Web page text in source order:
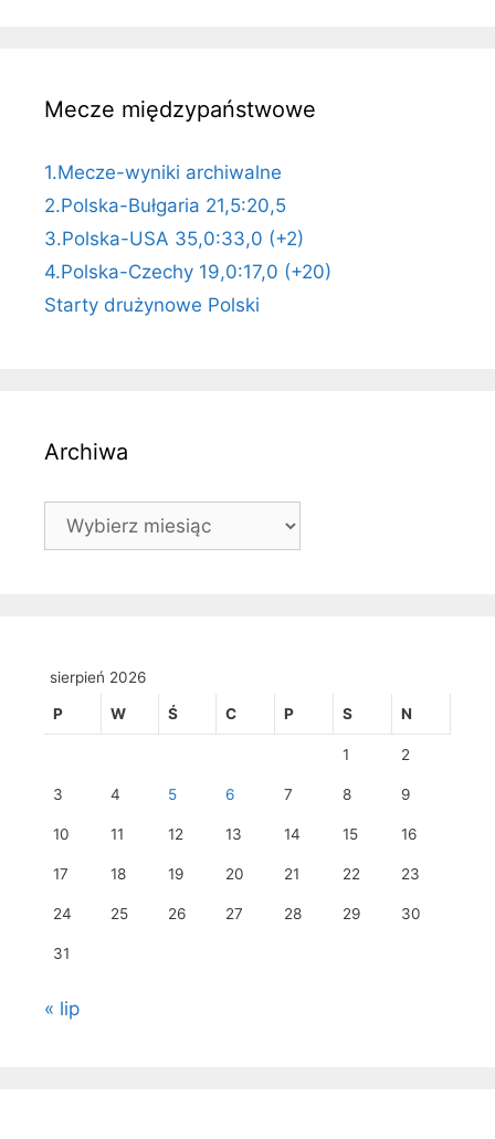
Mecze międzypaństwowe
1.Mecze-wyniki archiwalne
2.Polska-Bułgaria 21,5:20,5
3.Polska-USA 35,0:33,0 (+2)
4.Polska-Czechy 19,0:17,0 (+20)
Starty drużynowe Polski
Archiwa
Archiwa
sierpień 2026
P W Ś C P S N
1 2
3 4 5 6 7 8 9
10 11 12 13 14 15 16
17 18 19 20 21 22 23
24 25 26 27 28 29 30
31
« lip